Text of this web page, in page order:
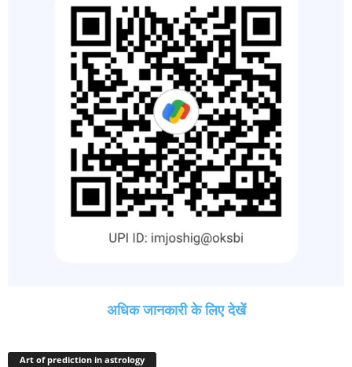
अधिक जानकारी के लिए देखें
Art of prediction in astrology